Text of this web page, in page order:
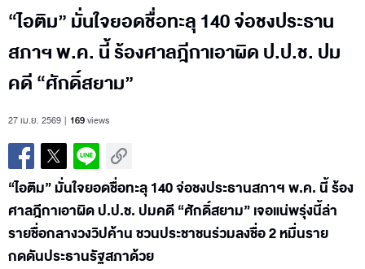
“ไอติม” มั่นใจยอดชื่อทะลุ 140 จ่อชงประธาน
สภาฯ พ.ค. นี้ ร้องศาลฎีกาเอาผิด ป.ป.ช. ปม
คดี “ศักดิ์สยาม”
27 เม.ย. 2569 169views
“ไอติม” มั่นใจยอดชื่อทะลุ 140 จ่อชงประธานสภาฯ พ.ค. นี้ ร้อง
ศาลฎีกาเอาผิด ป.ป.ช. ปมคดี “ศักดิ์สยาม” เจอแน่พรุ่งนี้ล่า
รายชื่อกลางวงวิปค้าน ชวนประชาชนร่วมลงชื่อ 2 หมื่นราย
กดดันประธานรัฐสภาด้วย